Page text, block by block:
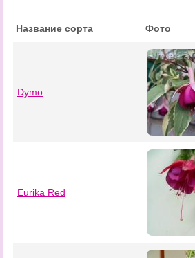
Название сорта Фото
Dymo
Eurika Red